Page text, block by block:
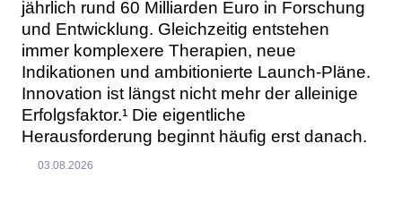
jährlich rund 60 Milliarden Euro in Forschung
und Entwicklung. Gleichzeitig entstehen
immer komplexere Therapien, neue
Indikationen und ambitionierte Launch-Pläne.
Innovation ist längst nicht mehr der alleinige
Erfolgsfaktor.¹ Die eigentliche
Herausforderung beginnt häufig erst danach.
03.08.2026